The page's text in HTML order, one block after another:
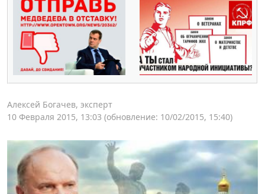
Алексей Богачев, эксперт
10 Февраля 2015, 13:03 (обновление: 10/02/2015, 15:40)